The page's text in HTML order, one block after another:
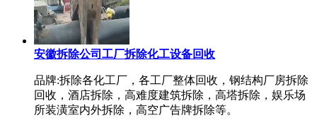
安徽拆除公司工厂拆除化工设备回收
品牌:拆除各化工厂，各工厂整体回收，钢结构厂房拆除
回收，酒店拆除，高难度建筑拆除，高塔拆除，娱乐场
所装潢室内外拆除，高空广告牌拆除等。